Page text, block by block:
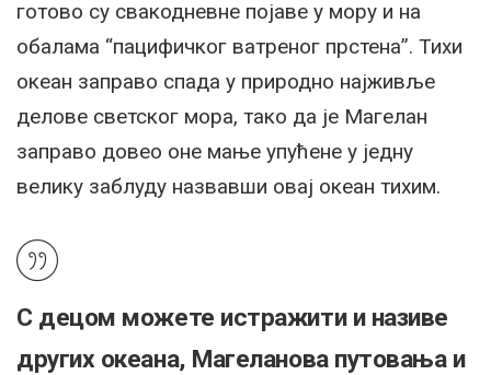
готово су свакодневне појаве у мору и на
обалама “пацифичког ватреног прстена”. Тихи
океан заправо спада у природно најживље
делове светског мора, тако да је Магелан
заправо довео оне мање упућене у једну
велику заблуду назвавши овај океан тихим.
С децом можете истражити и називе
других океана, Магеланова путовања и